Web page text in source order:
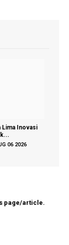
Lima Inovasi
06 2026
page/article.